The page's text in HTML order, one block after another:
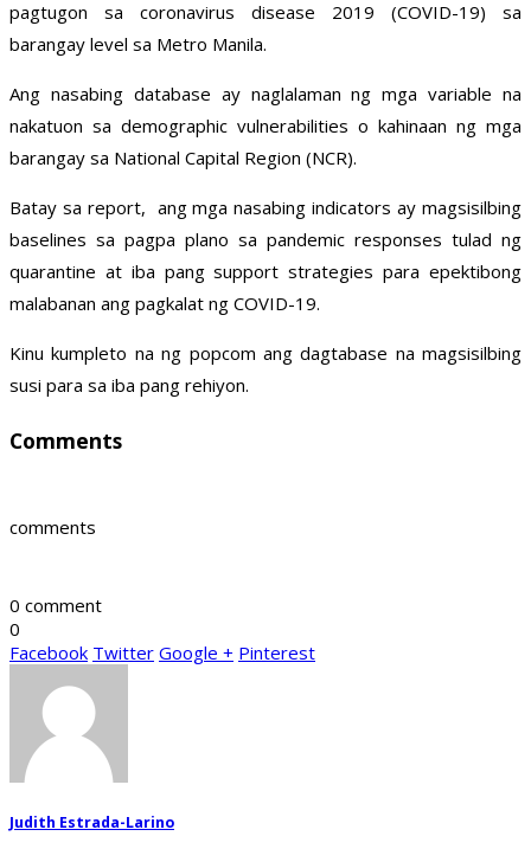
pagtugon sa coronavirus disease 2019 (COVID-19) sa
barangay level sa Metro Manila.
Ang nasabing database ay naglalaman ng mga variable na
nakatuon sa demographic vulnerabilities o kahinaan ng mga
barangay sa National Capital Region (NCR).
Batay sa report, ang mga nasabing indicators ay magsisilbing
baselines sa pagpa plano sa pandemic responses tulad ng
quarantine at iba pang support strategies para epektibong
malabanan ang pagkalat ng COVID-19.
Kinu kumpleto na ng popcom ang dagtabase na magsisilbing
susi para sa iba pang rehiyon.
Comments
comments
0 comment
0
Facebook Twitter Google + Pinterest
Judith Estrada-Larino